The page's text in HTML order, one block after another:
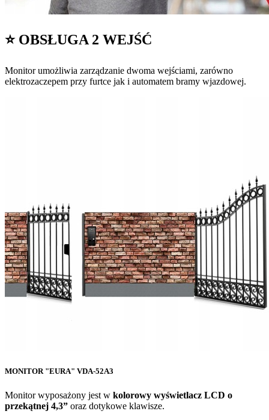
⭐ OBSŁUGA 2 WEJŚĆ
Monitor umożliwia zarządzanie dwoma wejściami, zarówno
elektrozaczepem przy furtce jak i automatem bramy wjazdowej.
MONITOR "EURA" VDA-52A3
Monitor wyposażony jest w kolorowy wyświetlacz LCD o
przekątnej 4,3” oraz dotykowe klawisze.